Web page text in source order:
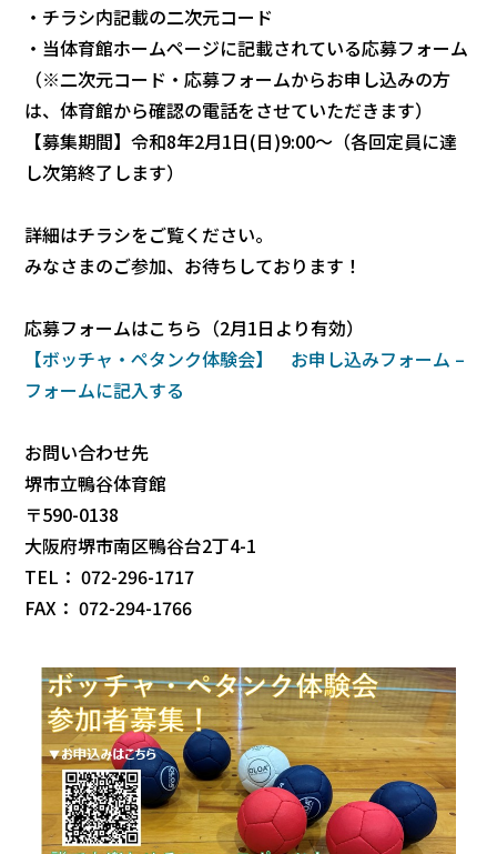
・チラシ内記載の二次元コード
・当体育館ホームページに記載されている応募フォーム
（※二次元コード・応募フォームからお申し込みの方
は、体育館から確認の電話をさせていただきます）
【募集期間】令和8年2月1日(日)9:00～（各回定員に達
し次第終了します）
詳細はチラシをご覧ください。
みなさまのご参加、お待ちしております！
応募フォームはこちら（2月1日より有効）
【ボッチャ・ペタンク体験会】 お申し込みフォーム –
フォーム​に記入する
お問い合わせ先
堺市立鴨谷体育館
〒590-0138
大阪府堺市南区鴨谷台2丁4-1
TEL： 072-296-1717
FAX： 072-294-1766